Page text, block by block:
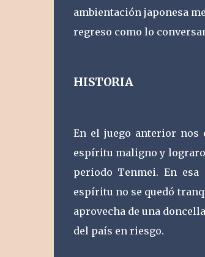
ambientación japonesa
regreso como lo
HISTORIA
En el juego anterior nos
espíritu maligno y
periodo Tenmei. En
espíritu no se quedó
aprovecha de una
del país en riesgo.